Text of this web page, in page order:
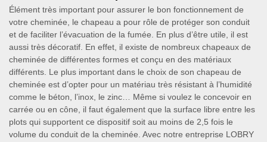
Élément très important pour assurer le bon fonctionnement de
votre cheminée, le chapeau a pour rôle de protéger son conduit
et de faciliter l’évacuation de la fumée. En plus d’être utile, il est
aussi très décoratif. En effet, il existe de nombreux chapeaux de
cheminée de différentes formes et conçu en des matériaux
différents. Le plus important dans le choix de son chapeau de
cheminée est d’opter pour un matériau très résistant à l’humidité
comme le béton, l’inox, le zinc… Même si voulez le concevoir en
carrée ou en cône, il faut également que la surface libre entre les
plots qui supportent ce dispositif soit au moins de 2,5 fois le
volume du conduit de la cheminée. Avec notre entreprise LOBRY